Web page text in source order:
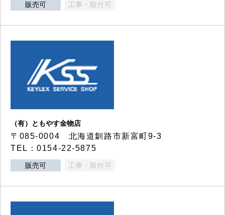
販売可 工事・取付可
（有）ともやす金物店
〒085-0004 北海道釧路市新富町9-3
TEL：0154-22-5875
販売可 工事・取付可